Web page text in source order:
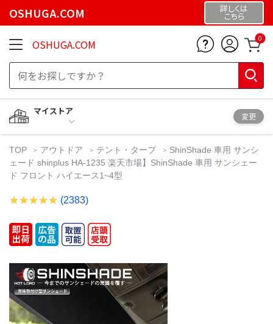
OSHUGA.COM 詳しくは
こちら
OSHUGA.COM 0
マイストア
変更
TOP アウトドア テント・タープ
ShinShade 車用 サンシ
ェード shinplus HA-1235 楽天市場】ShinShade 車用 サンシェー
ド フロント ハイエース1~4型
(2383)